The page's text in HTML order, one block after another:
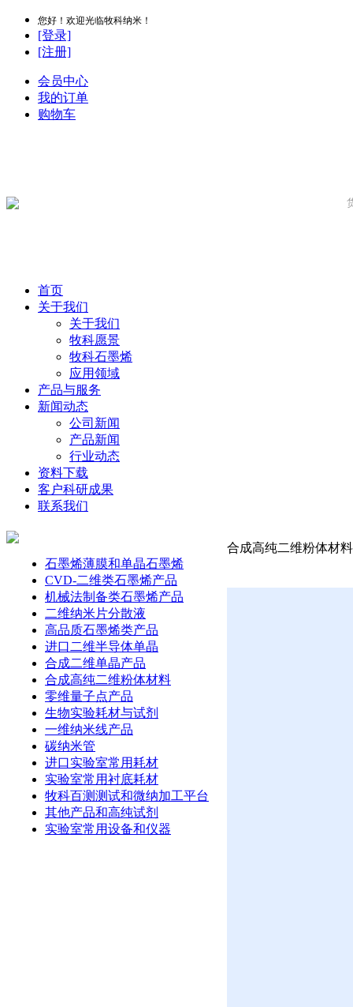
您好！欢迎光临牧科纳米！
[登录]
[注册]
会员中心
我的订单
购物车
首页
关于我们
关于我们
牧科愿景
牧科石墨烯
应用领域
产品与服务
新闻动态
公司新闻
产品新闻
行业动态
资料下载
客户科研成果
联系我们
石墨烯薄膜和单晶石墨烯
CVD-二维类石墨烯产品
机械法制备类石墨烯产品
二维纳米片分散液
高品质石墨烯类产品
进口二维半导体单晶
合成二维单晶产品
合成高纯二维粉体材料
零维量子点产品
生物实验耗材与试剂
一维纳米线产品
碳纳米管
进口实验室常用耗材
实验室常用衬底耗材
牧科百测测试和微纳加工平台
其他产品和高纯试剂
实验室常用设备和仪器
合成高纯二维粉体材